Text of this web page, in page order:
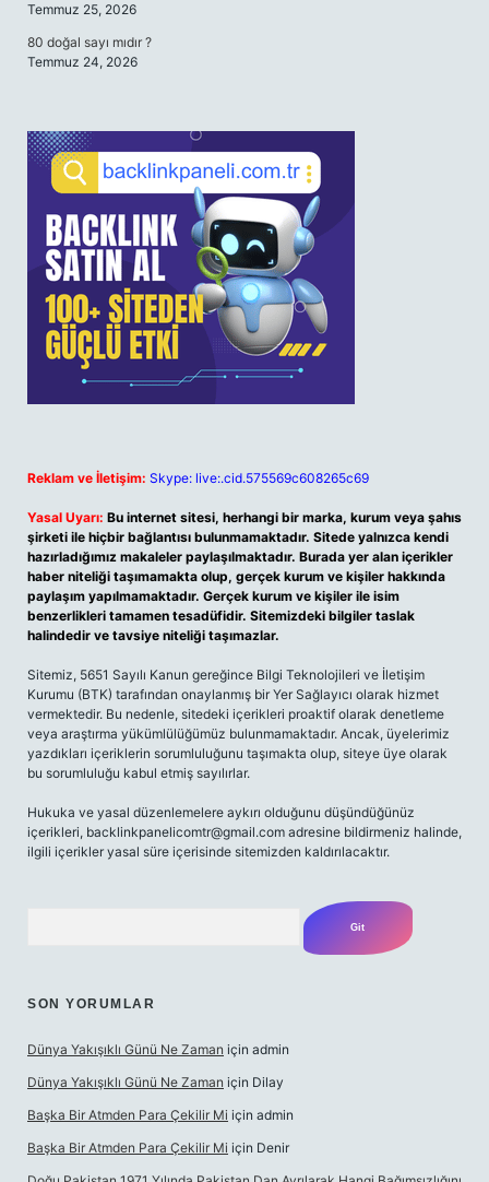
Temmuz 25, 2026
80 doğal sayı mıdır ?
Temmuz 24, 2026
Reklam ve İletişim: Skype: live:.cid.575569c608265c69
Yasal Uyarı: Bu internet sitesi, herhangi bir marka, kurum veya şahıs
şirketi ile hiçbir bağlantısı bulunmamaktadır. Sitede yalnızca kendi
hazırladığımız makaleler paylaşılmaktadır. Burada yer alan içerikler
haber niteliği taşımamakta olup, gerçek kurum ve kişiler hakkında
paylaşım yapılmamaktadır. Gerçek kurum ve kişiler ile isim
benzerlikleri tamamen tesadüfidir. Sitemizdeki bilgiler taslak
halindedir ve tavsiye niteliği taşımazlar.
Sitemiz, 5651 Sayılı Kanun gereğince Bilgi Teknolojileri ve İletişim
Kurumu (BTK) tarafından onaylanmış bir Yer Sağlayıcı olarak hizmet
vermektedir. Bu nedenle, sitedeki içerikleri proaktif olarak denetleme
veya araştırma yükümlülüğümüz bulunmamaktadır. Ancak, üyelerimiz
yazdıkları içeriklerin sorumluluğunu taşımakta olup, siteye üye olarak
bu sorumluluğu kabul etmiş sayılırlar.
Hukuka ve yasal düzenlemelere aykırı olduğunu düşündüğünüz
içerikleri, backlinkpanelicomtr@gmail.com adresine bildirmeniz halinde,
ilgili içerikler yasal süre içerisinde sitemizden kaldırılacaktır.
SON YORUMLAR
Dünya Yakışıklı Günü Ne Zaman için admin
Dünya Yakışıklı Günü Ne Zaman için Dilay
Başka Bir Atmden Para Çekilir Mi için admin
Başka Bir Atmden Para Çekilir Mi için Denir